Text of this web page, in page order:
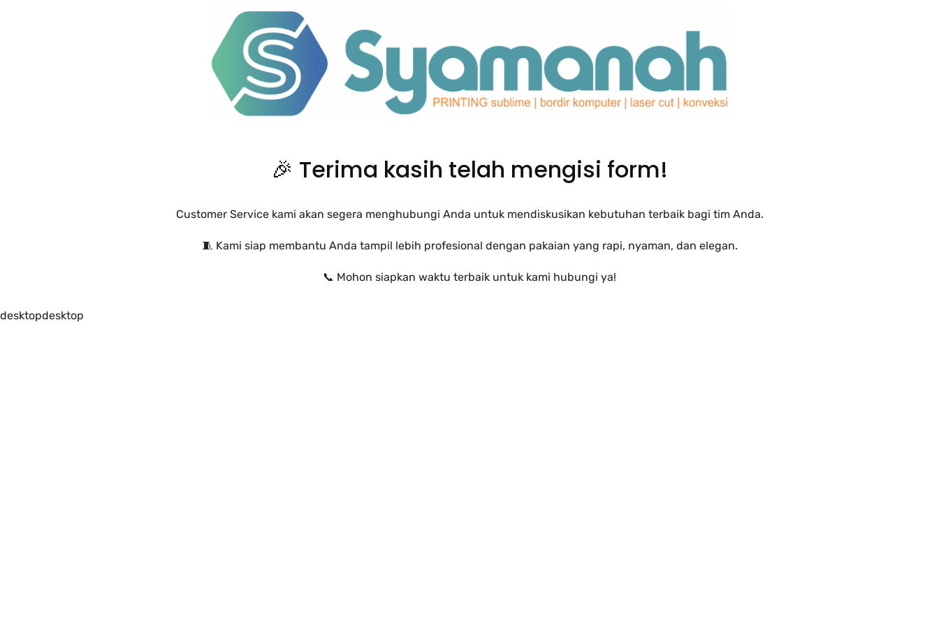
🎉 Terima kasih telah mengisi form!
Customer Service kami akan segera menghubungi Anda untuk mendiskusikan kebutuhan terbaik bagi tim Anda.
🧵 Kami siap membantu Anda tampil lebih profesional dengan pakaian yang rapi, nyaman, dan elegan.
📞 Mohon siapkan waktu terbaik untuk kami hubungi ya!